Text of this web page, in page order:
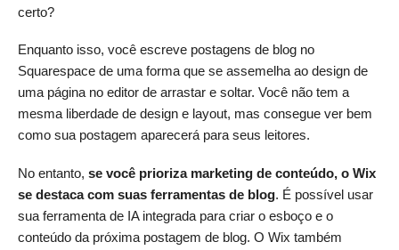
certo?
Enquanto isso, você escreve postagens de blog no
Squarespace de uma forma que se assemelha ao design de
uma página no editor de arrastar e soltar. Você não tem a
mesma liberdade de design e layout, mas consegue ver bem
como sua postagem aparecerá para seus leitores.
No entanto, se você prioriza marketing de conteúdo, o Wix
se destaca com suas ferramentas de blog. É possível usar
sua ferramenta de IA integrada para criar o esboço e o
conteúdo da próxima postagem de blog. O Wix também